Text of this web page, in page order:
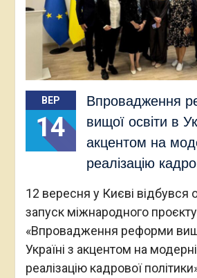
ВЕР
14
Впровадження
вищої освіти в
акцентом на
реалізацію
12 вересня у Києві відбувся
запуск міжнародного проєкту
«Впровадження реформи
Україні з акцентом на
реалізацію кадрової